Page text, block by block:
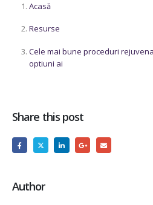
Acasă
Resurse
Cele mai bune proceduri
optiuni ai
Share this post
Author